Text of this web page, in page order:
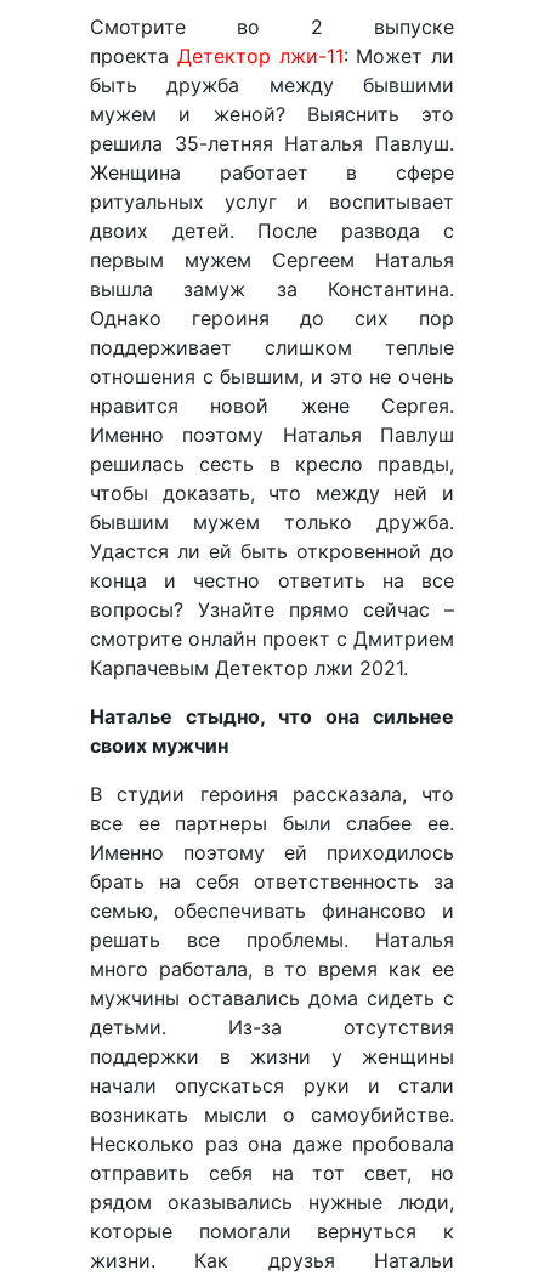
Смотрите во 2 выпуске
проекта Детектор лжи-11: Может ли
быть дружба между бывшими
мужем и женой? Выяснить это
решила 35-летняя Наталья Павлуш.
Женщина работает в сфере
ритуальных услуг и воспитывает
двоих детей. После развода с
первым мужем Сергеем Наталья
вышла замуж за Константина.
Однако героиня до сих пор
поддерживает слишком теплые
отношения с бывшим, и это не очень
нравится новой жене Сергея.
Именно поэтому Наталья Павлуш
решилась сесть в кресло правды,
чтобы доказать, что между ней и
бывшим мужем только дружба.
Удастся ли ей быть откровенной до
конца и честно ответить на все
вопросы? Узнайте прямо сейчас –
смотрите онлайн проект с Дмитрием
Карпачевым Детектор лжи 2021.
Наталье стыдно, что она сильнее
своих мужчин
В студии героиня рассказала, что
все ее партнеры были слабее ее.
Именно поэтому ей приходилось
брать на себя ответственность за
семью, обеспечивать финансово и
решать все проблемы. Наталья
много работала, в то время как ее
мужчины оставались дома сидеть с
детьми. Из-за отсутствия
поддержки в жизни у женщины
начали опускаться руки и стали
возникать мысли о самоубийстве.
Несколько раз она даже пробовала
отправить себя на тот свет, но
рядом оказывались нужные люди,
которые помогали вернуться к
жизни. Как друзья Натальи